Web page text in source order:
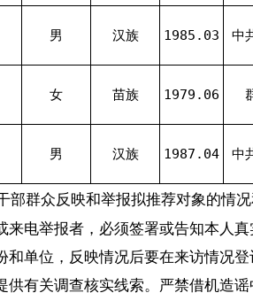
男 汉族 1985.03 中
女 苗族 1979.06
男 汉族 1987.04 中
部群众反映和举报拟推荐对象的情
来电举报者，必须签署或告知本人
和单位，反映情况后要在来访情况
供有关调查核实线索。严禁借机造